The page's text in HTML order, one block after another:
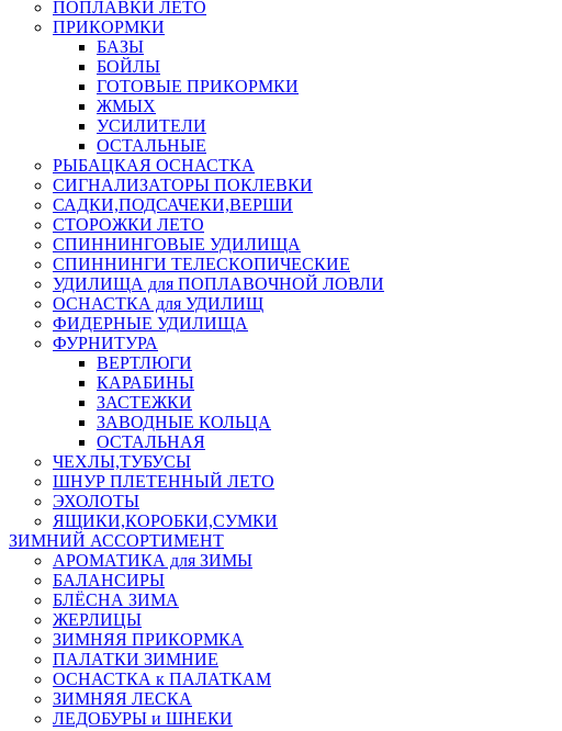
ПОПЛАВКИ ЛЕТО
ПРИКОРМКИ
БАЗЫ
БОЙЛЫ
ГОТОВЫЕ ПРИКОРМКИ
ЖМЫХ
УСИЛИТЕЛИ
ОСТАЛЬНЫЕ
РЫБАЦКАЯ ОСНАСТКА
СИГНАЛИЗАТОРЫ ПОКЛЕВКИ
САДКИ,ПОДСАЧЕКИ,ВЕРШИ
СТОРОЖКИ ЛЕТО
СПИННИНГОВЫЕ УДИЛИЩА
СПИННИНГИ ТЕЛЕСКОПИЧЕСКИЕ
УДИЛИЩА для ПОПЛАВОЧНОЙ ЛОВЛИ
ОСНАСТКА для УДИЛИЩ
ФИДЕРНЫЕ УДИЛИЩА
ФУРНИТУРА
ВЕРТЛЮГИ
КАРАБИНЫ
ЗАСТЕЖКИ
ЗАВОДНЫЕ КОЛЬЦА
ОСТАЛЬНАЯ
ЧЕХЛЫ,ТУБУСЫ
ШНУР ПЛЕТЕННЫЙ ЛЕТО
ЭХОЛОТЫ
ЯЩИКИ,КОРОБКИ,СУМКИ
ЗИМНИЙ АССОРТИМЕНТ
АРОМАТИКА для ЗИМЫ
БАЛАНСИРЫ
БЛЁСНА ЗИМА
ЖЕРЛИЦЫ
ЗИМНЯЯ ПРИКОРМКА
ПАЛАТКИ ЗИМНИЕ
ОСНАСТКА к ПАЛАТКАМ
ЗИМНЯЯ ЛЕСКА
ЛЕДОБУРЫ и ШНЕКИ